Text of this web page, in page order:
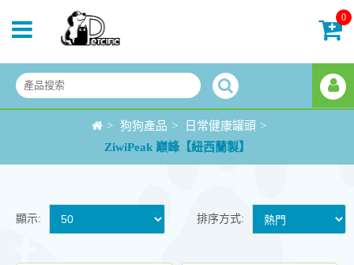
0
> 狗狗產品 > 日常健康罐頭 >
ZiwiPeak 巔峰【紐西蘭製】
排序方式:
顯示: